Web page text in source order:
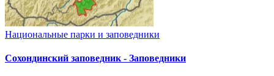
Национальные парки и заповедники
Сохондинский заповедник - Заповедники